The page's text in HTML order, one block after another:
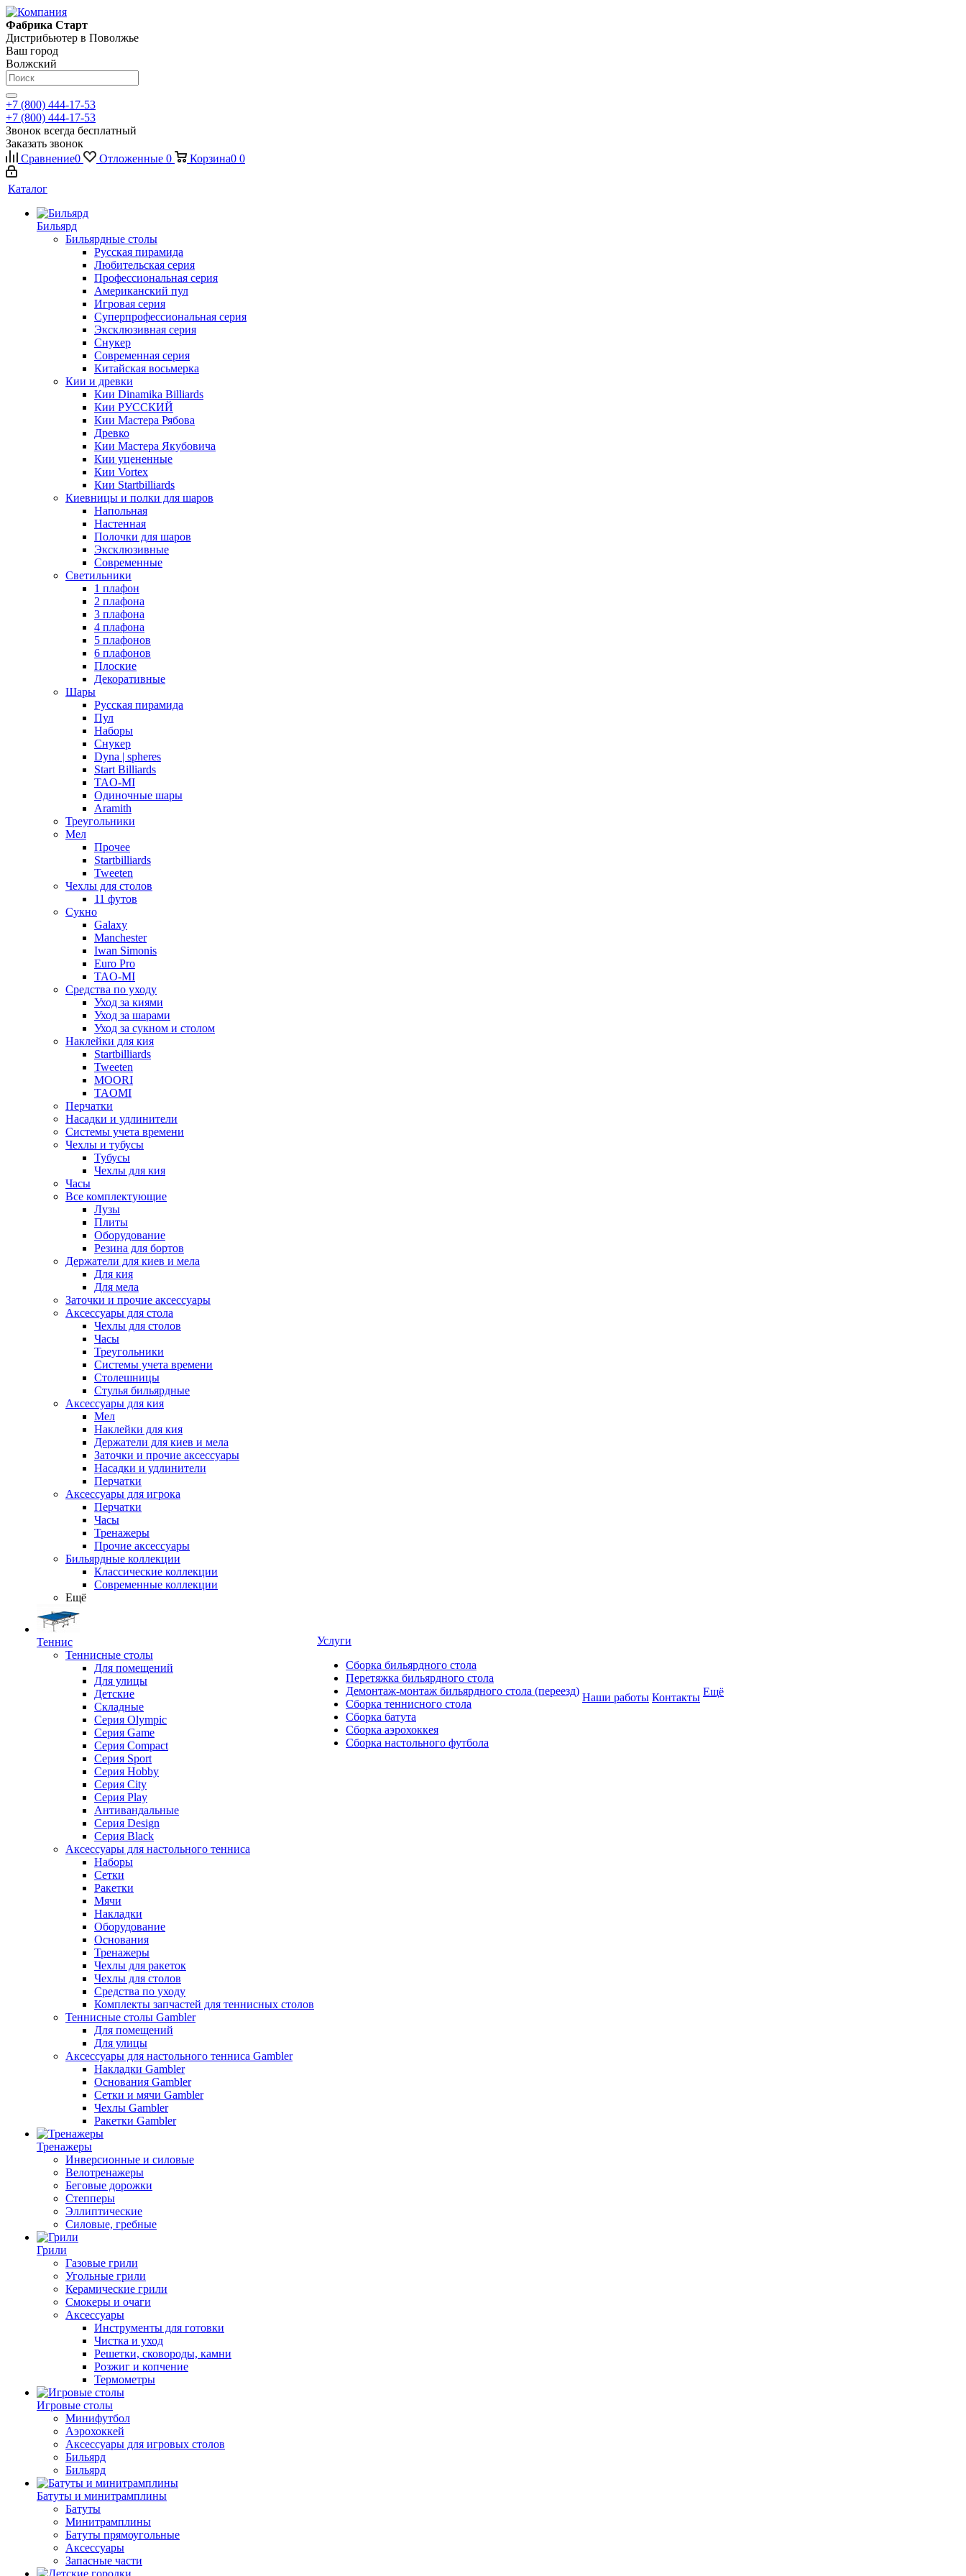
Фабрика Старт
Дистрибьютер в Поволжье
Ваш город
Волжский
+7 (800) 444-17-53
+7 (800) 444-17-53
Звонок всегда бесплатный
Заказать звонок
Сравнение0 Отложенные 0 Корзина0 0
Каталог
Бильярд
Бильярдные столы
Русская пирамида
Любительская серия
Профессиональная серия
Американский пул
Игровая серия
Суперпрофессиональная серия
Эксклюзивная серия
Снукер
Современная серия
Китайская восьмерка
Кии и древки
Кии Dinamika Billiards
Кии РУССКИЙ
Кии Мастера Рябова
Древко
Кии Мастера Якубовича
Кии уцененные
Кии Vortex
Кии Startbilliards
Киевницы и полки для шаров
Напольная
Настенная
Полочки для шаров
Эксклюзивные
Современные
Светильники
1 плафон
2 плафона
3 плафона
4 плафона
5 плафонов
6 плафонов
Плоские
Декоративные
Шары
Русская пирамида
Пул
Наборы
Снукер
Dyna | spheres
Start Billiards
TAO-MI
Одиночные шары
Aramith
Треугольники
Мел
Прочее
Startbilliards
Tweeten
Чехлы для столов
11 футов
Сукно
Galaxy
Manchester
Iwan Simonis
Euro Pro
TAO-MI
Средства по уходу
Уход за киями
Уход за шарами
Уход за сукном и столом
Наклейки для кия
Startbilliards
Tweeten
MOORI
TAOMI
Перчатки
Насадки и удлинители
Системы учета времени
Чехлы и тубусы
Тубусы
Чехлы для кия
Часы
Все комплектующие
Лузы
Плиты
Оборудование
Резина для бортов
Держатели для киев и мела
Для кия
Для мела
Заточки и прочие аксессуары
Аксессуары для стола
Чехлы для столов
Часы
Треугольники
Системы учета времени
Столешницы
Стулья бильярдные
Аксессуары для кия
Мел
Наклейки для кия
Держатели для киев и мела
Заточки и прочие аксессуары
Насадки и удлинители
Перчатки
Аксессуары для игрока
Перчатки
Часы
Тренажеры
Прочие аксессуары
Бильярдные коллекции
Классические коллекции
Современные коллекции
Ещё
Теннис
Теннисные столы
Для помещений
Для улицы
Детские
Складные
Серия Olympic
Серия Game
Серия Compact
Серия Sport
Серия Hobby
Серия City
Серия Play
Антивандальные
Серия Design
Серия Black
Аксессуары для настольного тенниса
Наборы
Сетки
Ракетки
Мячи
Накладки
Оборудование
Основания
Тренажеры
Чехлы для ракеток
Чехлы для столов
Средства по уходу
Комплекты запчастей для теннисных столов
Теннисные столы Gambler
Для помещений
Для улицы
Аксессуары для настольного тенниса Gambler
Накладки Gambler
Основания Gambler
Сетки и мячи Gambler
Чехлы Gambler
Ракетки Gambler
Тренажеры
Инверсионные и силовые
Велотренажеры
Беговые дорожки
Степперы
Эллиптические
Силовые, гребные
Грили
Газовые грили
Угольные грили
Керамические грили
Смокеры и очаги
Аксессуары
Инструменты для готовки
Чистка и уход
Решетки, сковороды, камни
Розжиг и копчение
Термометры
Игровые столы
Минифутбол
Аэрохоккей
Аксессуары для игровых столов
Бильяpд
Бильяpд
Батуты и минитрамплины
Батуты
Минитрамплины
Батуты прямоугольные
Аксессуары
Запасные части
Услуги
Сборка бильярдного стола
Перетяжка бильярдного стола
Демонтаж-монтаж бильярдного стола (переезд)
Сборка теннисного стола
Сборка батута
Сборка аэрохоккея
Сборка настольного футбола
Наши работы Контакты Ещё